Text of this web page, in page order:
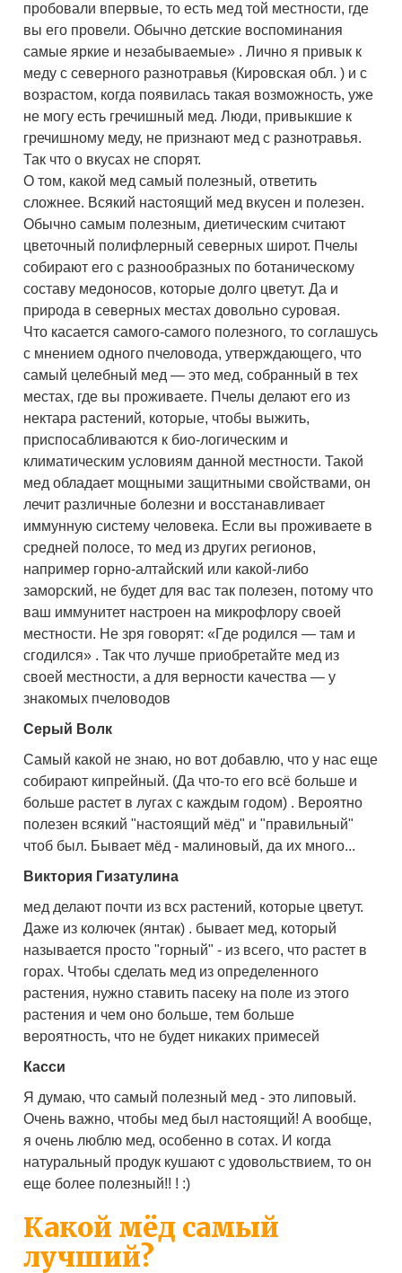
пробовали впервые, то есть мед той местности, где
вы его провели. Обычно детские воспоминания
самые яркие и незабываемые» . Лично я привык к
меду с северного разнотравья (Кировская обл. ) и с
возрастом, когда появилась такая возможность, уже
не могу есть гречишный мед. Люди, привыкшие к
гречишному меду, не признают мед с разнотравья.
Так что о вкусах не спорят.
О том, какой мед самый полезный, ответить
сложнее. Всякий настоящий мед вкусен и полезен.
Обычно самым полезным, диетическим считают
цветочный полифлерный северных широт. Пчелы
собирают его с разнообразных по ботаническому
составу медоносов, которые долго цветут. Да и
природа в северных местах довольно суровая.
Что касается самого-самого полезного, то соглашусь
с мнением одного пчеловода, утверждающего, что
самый целебный мед — это мед, собранный в тех
местах, где вы проживаете. Пчелы делают его из
нектара растений, которые, чтобы выжить,
приспосабливаются к био-логическим и
климатическим условиям данной местности. Такой
мед обладает мощными защитными свойствами, он
лечит различные болезни и восстанавливает
иммунную систему человека. Если вы проживаете в
средней полосе, то мед из других регионов,
например горно-алтайский или какой-либо
заморский, не будет для вас так полезен, потому что
ваш иммунитет настроен на микрофлору своей
местности. Не зря говорят: «Где родился — там и
сгодился» . Так что лучше приобретайте мед из
своей местности, а для верности качества — у
знакомых пчеловодов
Серый Волк
Самый какой не знаю, но вот добавлю, что у нас еще
собирают кипрейный. (Да что-то его всё больше и
больше растет в лугах с каждым годом) . Вероятно
полезен всякий "настоящий мёд" и "правильный"
чтоб был. Бывает мёд - малиновый, да их много...
Виктория Гизатулина
мед делают почти из всх растений, которые цветут.
Даже из колючек (янтак) . бывает мед, который
называется просто "горный" - из всего, что растет в
горах. Чтобы сделать мед из определенного
растения, нужно ставить пасеку на поле из этого
растения и чем оно больше, тем больше
вероятность, что не будет никаких примесей
Касси
Я думаю, что самый полезный мед - это липовый.
Очень важно, чтобы мед был настоящий! А вообще,
я очень люблю мед, особенно в сотах. И когда
натуральный продук кушают с удовольствием, то он
еще более полезный!! ! :)
Какой мёд самый
лучший?